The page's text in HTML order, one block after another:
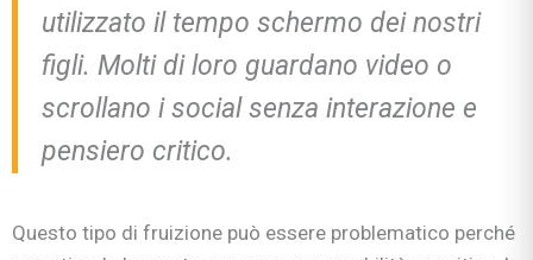
utilizzato il tempo schermo dei nostri
figli. Molti di loro guardano video o
scrollano i social senza interazione e
pensiero critico.
Questo tipo di fruizione può essere problematico perché